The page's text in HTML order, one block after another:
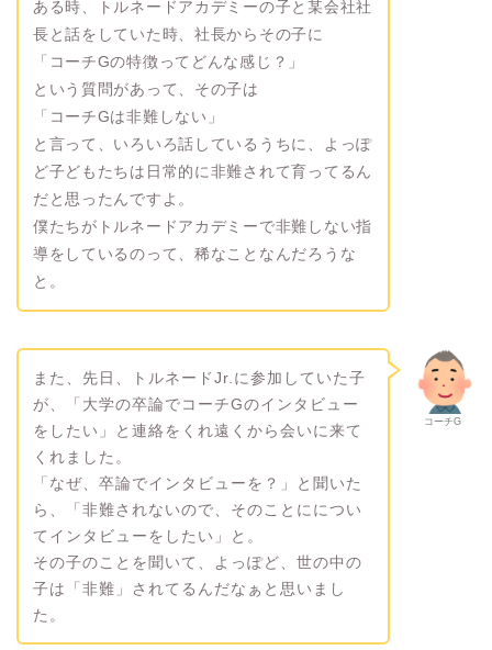
ある時、トルネードアカデミーの子と某会社社
長と話をしていた時、社長からその子に
「コーチGの特徴ってどんな感じ？」
という質問があって、その子は
「コーチGは非難しない」
と言って、いろいろ話しているうちに、よっぽ
ど子どもたちは日常的に非難されて育ってるん
だと思ったんですよ。
僕たちがトルネードアカデミーで非難しない指
導をしているのって、稀なことなんだろうな
と。
コーチG
また、先日、トルネードJr.に参加していた子
が、「大学の卒論でコーチGのインタビュー
をしたい」と連絡をくれ遠くから会いに来て
くれました。
「なぜ、卒論でインタビューを？」と聞いた
ら、「非難されないので、そのことにについ
てインタビューをしたい」と。
その子のことを聞いて、よっぽど、世の中の
子は「非難」されてるんだなぁと思いまし
た。